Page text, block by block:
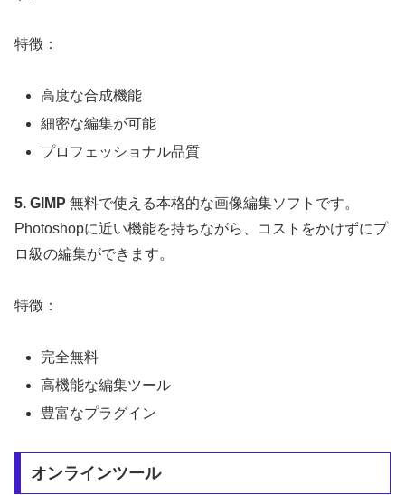
特徴：
高度な合成機能
細密な編集が可能
プロフェッショナル品質
5. GIMP 無料で使える本格的な画像編集ソフトです。
Photoshopに近い機能を持ちながら、コストをかけずにプ
ロ級の編集ができます。
特徴：
完全無料
高機能な編集ツール
豊富なプラグイン
オンラインツール